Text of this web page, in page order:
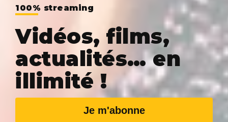
100% streaming
Vidéos, films,
actualités… en
illimité !
Je m'abonne